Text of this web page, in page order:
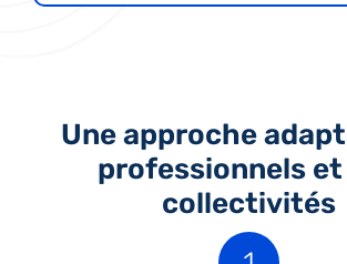
Une approche
professionnels et
collectivités